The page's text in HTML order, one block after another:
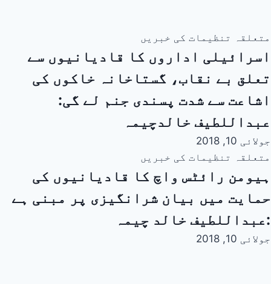
متعلقہ تنظیمات کی خبریں
اسرائیلی اداروں کا قادیانیوں سے
تعلق بے نقاب، گستاخانہ خاکوں کی
اشاعت سے شدت پسندی جنم لے گی:
عبداللطیف خالدچیمہ
جولائی 10, 2018
متعلقہ تنظیمات کی خبریں
ہیومن رائٹس واچ کا قادیانیوں کی
حمایت میں بیان شرانگیزی پر مبنی ہے
:عبداللطیف خالد چیمہ
جولائی 10, 2018